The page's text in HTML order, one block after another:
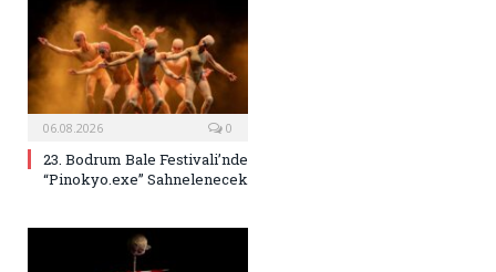
06.08.2026 0
23. Bodrum Bale Festivali’nde
“Pinokyo.exe” Sahnelenecek